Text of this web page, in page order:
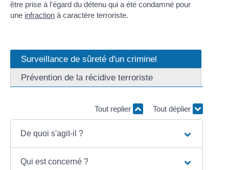
être prise à l'égard du détenu qui a été condamné pour
une infraction à caractère terroriste.
Surveillance de sûreté d'un criminel
Prévention de la récidive terroriste
Tout replier Tout déplier
De quoi s'agit-il ?
Qui est concerné ?